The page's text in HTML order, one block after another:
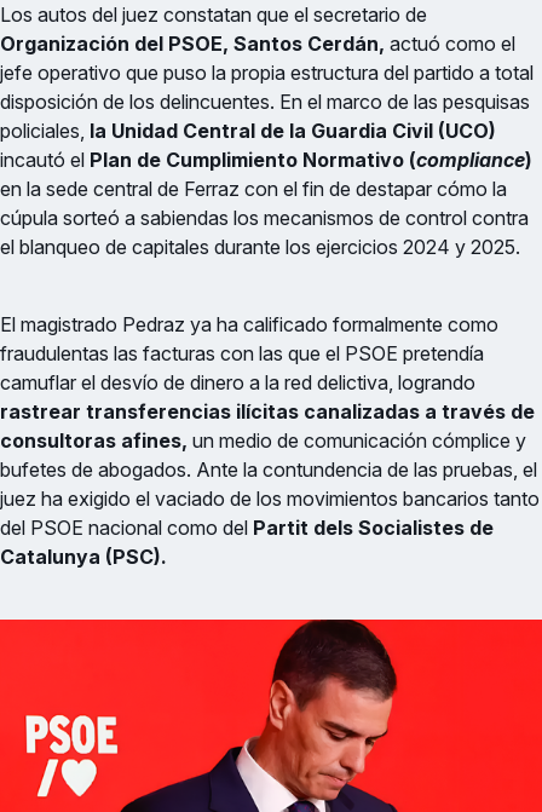
Los autos del juez constatan que el secretario de
Organización del PSOE, Santos Cerdán, actuó como el
jefe operativo que puso la propia estructura del partido a total
disposición de los delincuentes. En el marco de las pesquisas
policiales, la Unidad Central de la Guardia Civil (UCO)
incautó el Plan de Cumplimiento Normativo (compliance)
en la sede central de Ferraz con el fin de destapar cómo la
cúpula sorteó a sabiendas los mecanismos de control contra
el blanqueo de capitales durante los ejercicios 2024 y 2025.
El magistrado Pedraz ya ha calificado formalmente como
fraudulentas las facturas con las que el PSOE pretendía
camuflar el desvío de dinero a la red delictiva, logrando
rastrear transferencias ilícitas canalizadas a través de
consultoras afines, un medio de comunicación cómplice y
bufetes de abogados. Ante la contundencia de las pruebas, el
juez ha exigido el vaciado de los movimientos bancarios tanto
del PSOE nacional como del Partit dels Socialistes de
Catalunya (PSC).